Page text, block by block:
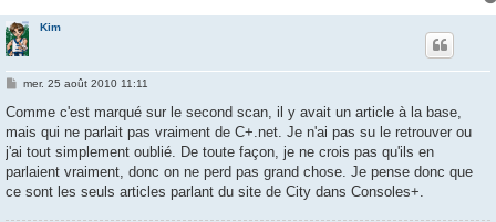
Kim
M
s
a
g
mer. 25 août 2010 11:11
Comme c'est marqué sur le second scan, il y avait un article à la base,
mais qui ne parlait pas vraiment de C+.net. Je n'ai pas su le retrouver ou
j'ai tout simplement oublié. De toute façon, je ne crois pas qu'ils en
parlaient vraiment, donc on ne perd pas grand chose. Je pense donc que
ce sont les seuls articles parlant du site de City dans Consoles+.